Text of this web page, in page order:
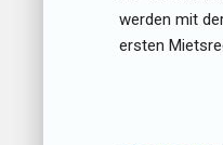
werden mit
ersten